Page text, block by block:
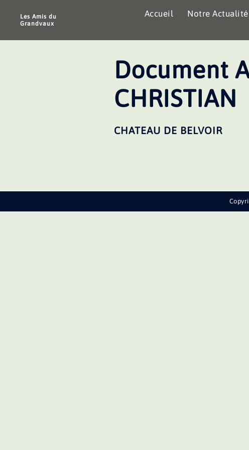
Les Amis du
Grandvaux
Accueil Notre Actualité
Document
CHRISTIAN
CHATEAU DE BELVOIR